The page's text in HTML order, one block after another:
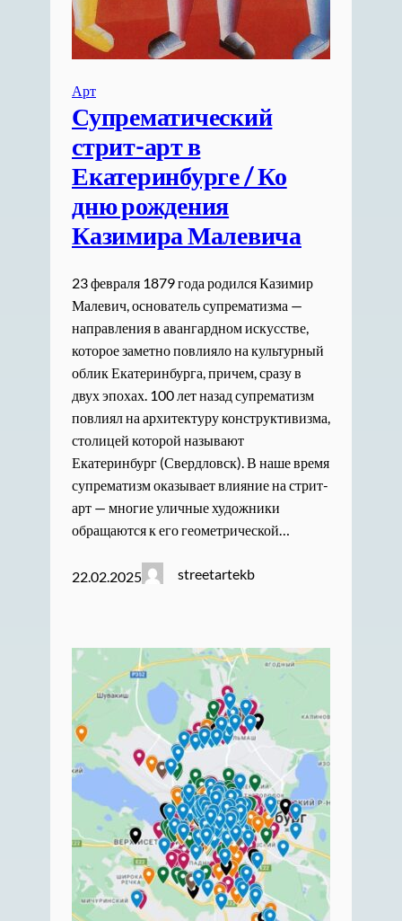
Арт
Супрематический
стрит-арт в
Екатеринбурге / Ко
дню рождения
Казимира Малевича
23 февраля 1879 года родился Казимир
Малевич, основатель супрематизма —
направления в авангардном искусстве,
которое заметно повлияло на культурный
облик Екатеринбурга, причем, сразу в
двух эпохах. 100 лет назад супрематизм
повлиял на архитектуру конструктивизма,
столицей которой называют
Екатеринбург (Свердловск). В наше время
супрематизм оказывает влияние на стрит-
арт — многие уличные художники
обращаются к его геометрической…
22.02.2025 streetartekb